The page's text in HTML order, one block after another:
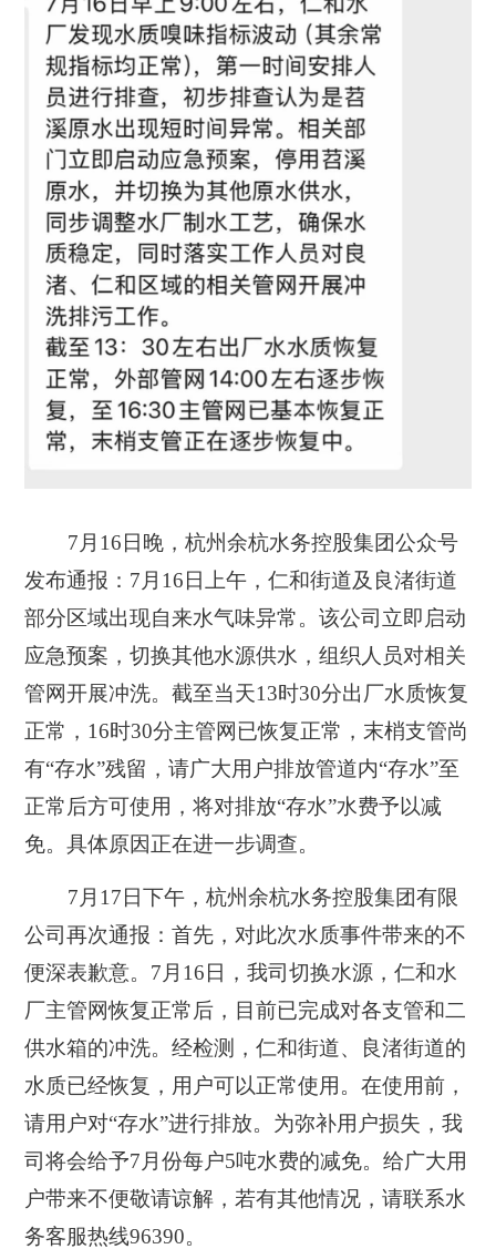
7月16日晚， 杭州余杭水务控股集团公众号
发布通报：7月16日上午，仁和街道及良渚街道
部分区域出现自来水气味异常。该公司立即启动
应急预案，切换其他水源供水，组织人员对相关
管网开展冲洗。截至当天13时30分出厂水质恢复
正常，16时30分主管网已恢复正常，末梢支管尚
有“存水”残留，请广大用户排放管道内“存水”至
正常后方可使用，将对排放“存水”水费予以减
免。具体原因正在进一步调查。
7月17日下午， 杭州余杭水务控股集团有限
公司再次通报：首先，对此次水质事件带来的不
便深表歉意。7月16日，我司切换水源，仁和水
厂主管网恢复正常后，目前已完成对各支管和二
供水箱的冲洗。经检测，仁和街道、良渚街道的
水质已经恢复，用户可以正常使用。在使用前，
请用户对“存水”进行排放。为弥补用户损失，我
司将会给予7月份每户5吨水费的减免。给广大用
户带来不便敬请谅解，若有其他情况，请联系水
务客服热线96390。